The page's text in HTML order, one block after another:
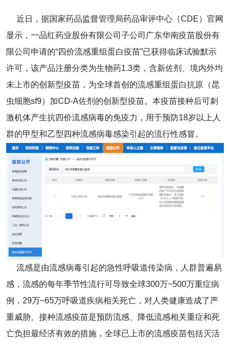
近日，据国家药品监督管理局药品审评中心（CDE）官网
显示，一品红药业股份有限公司子公司广东华南疫苗股份有
限公司申请的“四价流感重组蛋白疫苗”已获得临床试验默示
许可，该产品注册分类为生物药1.3类，含新佐剂、境内外均
未上市的创新型疫苗，为全球首创的流感重组蛋白抗原（昆
虫细胞sf9）加CD-A佐剂的创新型疫苗。本疫苗接种后可刺
激机体产生抗四价流感病毒的免疫力，用于预防18岁以上人
群的甲型和乙型四种流感病毒感染引起的流行性感冒。
流感是由流感病毒引起的急性呼吸道传染病，人群普遍易
感，流感的每年季节性流行可导致全球300万~500万重症病
例，29万~65万呼吸道疾病相关死亡，对人类健康造成了严
重威胁。接种流感疫苗是预防流感、降低流感相关重症和死
亡负担最经济有效的措施，全球已上市的流感疫苗包括灭活